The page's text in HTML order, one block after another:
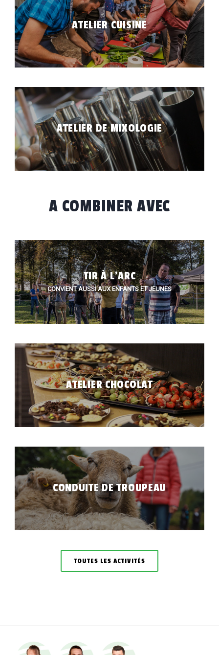
LIEUX
BLOG
DE PRIX
ATELIER CUISINE
ATELIER DE MIXOLOGIE
A COMBINER AVEC
TIR À L'ARC
CONVIENT AUSSI AUX ENFANTS ET JEUNES
ATELIER CHOCOLAT
CONDUITE DE TROUPEAU
TOUTES LES ACTIVITÉS